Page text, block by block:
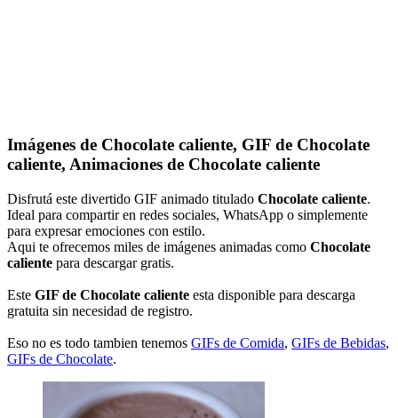
Imágenes de Chocolate caliente, GIF de Chocolate
caliente, Animaciones de Chocolate caliente
Disfrutá este divertido GIF animado titulado Chocolate caliente.
Ideal para compartir en redes sociales, WhatsApp o simplemente
para expresar emociones con estilo.
Aqui te ofrecemos miles de imágenes animadas como Chocolate
caliente para descargar gratis.
Este GIF de Chocolate caliente esta disponible para descarga
gratuita sin necesidad de registro.
Eso no es todo tambien tenemos GIFs de Comida, GIFs de Bebidas,
GIFs de Chocolate.